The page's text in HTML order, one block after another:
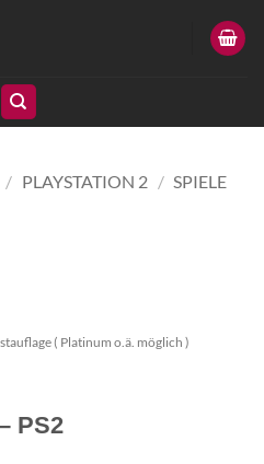
/ PLAYSTATION 2 / SPIELE
( Platinum o.ä. möglich )
PS2